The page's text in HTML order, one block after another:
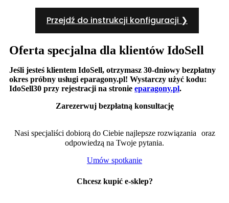
Przejdź do instrukcji konfiguracji ❯
Oferta specjalna dla klientów IdoSell
Jeśli jesteś klientem IdoSell, otrzymasz 30-dniowy bezpłatny
okres próbny usługi eparagony.pl! Wystarczy użyć kodu:
IdoSell30 przy rejestracji na stronie eparagony.pl.
Zarezerwuj bezpłatną konsultację
Nasi specjaliści dobiorą do Ciebie najlepsze rozwiązania oraz
odpowiedzą na Twoje pytania.
Umów spotkanie
Chcesz kupić e-sklep?